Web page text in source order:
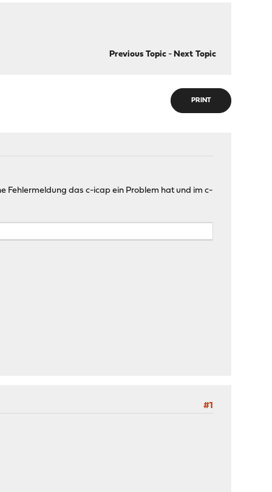
Previous Topic- Next Topic
PRINT
Fehlermeldung das c-icap ein Problem hat und im c-
#1